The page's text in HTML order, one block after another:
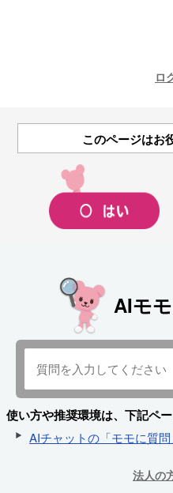
ロ
このページはお
AIモ
使い方や推奨環境は、下記ペ
AIチャットの「モモに質
法人の